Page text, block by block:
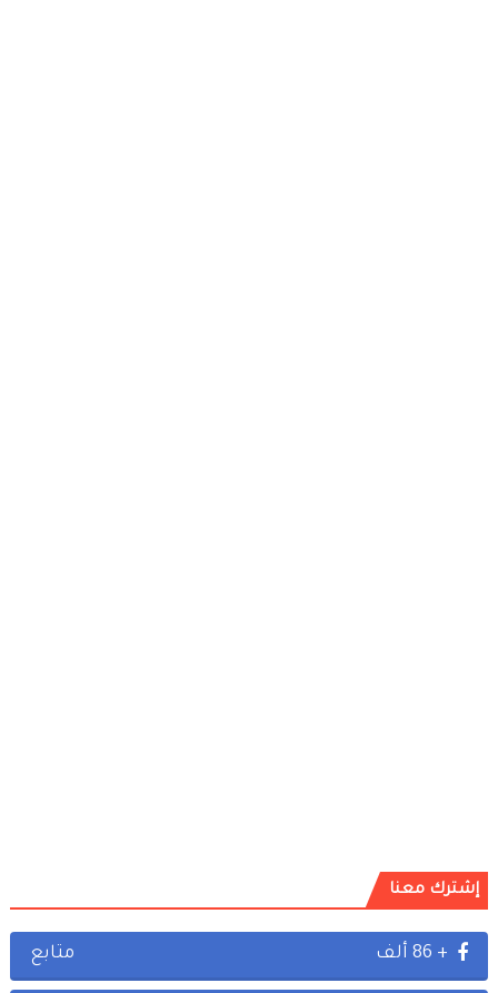
إشترك معنا
+ 86 ألف متابع